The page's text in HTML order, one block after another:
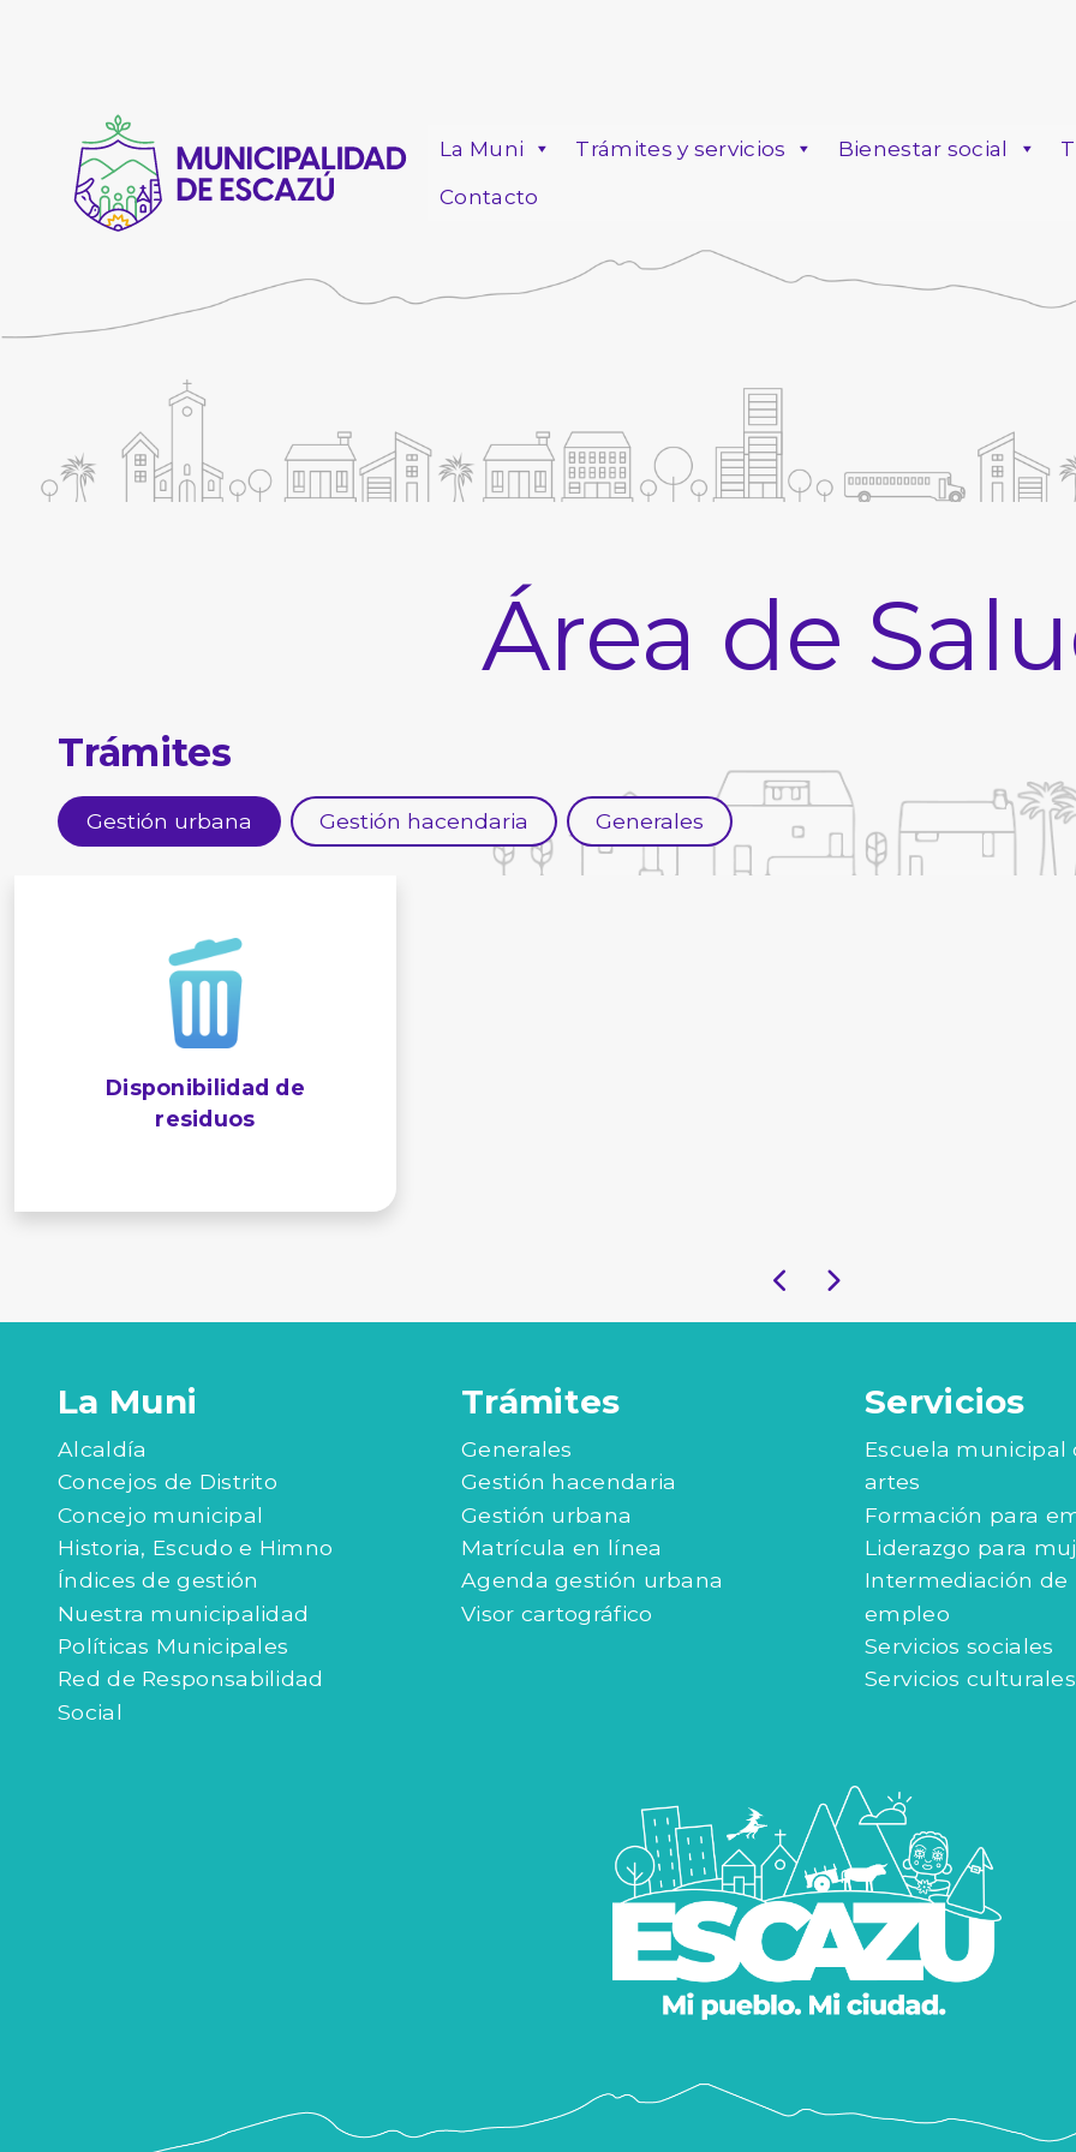
La Muni Trámites y servicios Bienestar social
Contacto
Área de
Trámites
Gestión urbana Gestión hacendaria Generales
Disponibilidad de
residuos
La Muni
Alcaldía
Concejos de Distrito
Concejo municipal
Historia, Escudo e Himno
Índices de gestión
Nuestra municipalidad
Políticas Municipales
Red de Responsabilidad
Social
Trámites
Generales
Gestión hacendaria
Gestión urbana
Matrícula en línea
Agenda gestión urbana
Visor cartográfico
Servicios
Escuela municipal
artes
Formación para
Liderazgo para
Intermediación de
empleo
Servicios sociales
Servicios culturales